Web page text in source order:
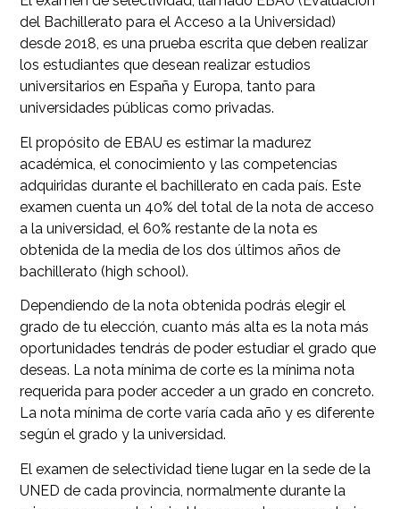
del Bachillerato para el Acceso a la Universidad)
desde 2018, es una prueba escrita que deben realizar
los estudiantes que desean realizar estudios
universitarios en España y Europa, tanto para
universidades públicas como privadas.
El propósito de EBAU es estimar la madurez
académica, el conocimiento y las competencias
adquiridas durante el bachillerato en cada país. Este
examen cuenta un 40% del total de la nota de acceso
a la universidad, el 60% restante de la nota es
obtenida de la media de los dos últimos años de
bachillerato (high school).
Dependiendo de la nota obtenida podrás elegir el
grado de tu elección, cuanto más alta es la nota más
oportunidades tendrás de poder estudiar el grado que
deseas. La nota mínima de corte es la mínima nota
requerida para poder acceder a un grado en concreto.
La nota mínima de corte varía cada año y es diferente
según el grado y la universidad.
El examen de selectividad tiene lugar en la sede de la
UNED de cada provincia, normalmente durante la